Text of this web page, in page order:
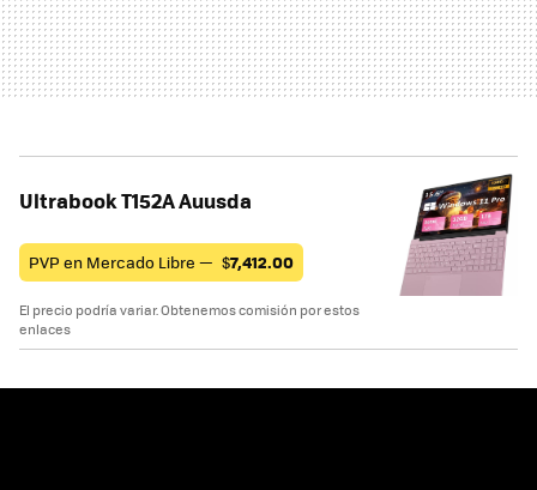
Ultrabook T152A Auusda
PVP en Mercado Libre — $7,412.00
El precio podría variar. Obtenemos comisión por estos
enlaces